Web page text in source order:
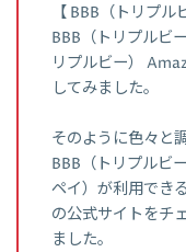
【 BBB（トリプ
BBB（トリプルビ
リプルビー）
してみました。
そのように色々と
BBB（トリプルビ
ペイ）が利用でき
の公式サイトをチ
ました。